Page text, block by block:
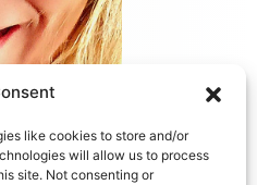
like cookies to store and/or
will allow us to process
site. Not consenting or